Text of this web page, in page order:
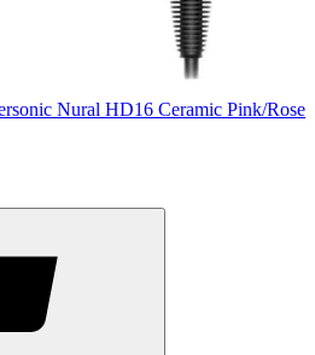
Nural HD16 Ceramic Pink/Rose